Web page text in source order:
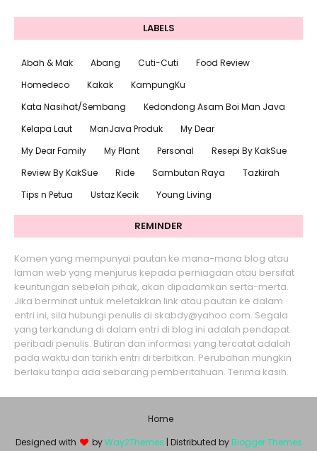
LABELS
Abah & Mak Abang Cuti-Cuti
Food Review
Homedeco
Kakak
KampungKu
Kata Nasihat/Sembang
Kedondong Asam Boi Man Java
Kelapa Laut
ManJava Produk
My Dear
My Dear Family
My Plant Personal
Resepi By KakSue
Review By KakSue
Ride Sambutan Raya
Tazkirah
Tips n Petua
Ustaz Kecik Young Living
REMINDER
Komen yang mempunyai pautan ke mana-mana blog atau
laman web yang menjurus kepada perniagaan atau bersifat
keuntungan sebelah pihak, akan dipadamkan serta-merta.
Jika berminat untuk meletakkan link atau pautan ke dalam
entri ini, sila hubungi penulis di skabdy@yahoo.com. Segala
yang terkandung di dalam entri di blog ini adalah pendapat
peribadi penulis. Butiran dan informasi yang tercatat adalah
pada waktu dan tarikh entri di terbitkan. Perubahan mungkin
berlaku tanpa ada sebarang pemberitahuan. Terima kasih.
Home
Designed with
byWay2Themes | Distributed byBlogger Themes